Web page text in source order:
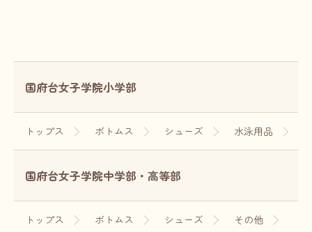
国府台女子学院小学部
トップス ボトムス シューズ 水泳用品
国府台女子学院中学部・高等部
トップス ボトムス シューズ その他